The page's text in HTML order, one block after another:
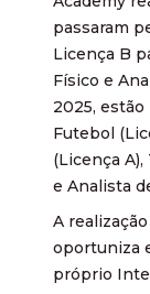
passaram
Licença B
Físico e
2025,
Futebol
(Licença
e Analista
A
oportuniza
próprio